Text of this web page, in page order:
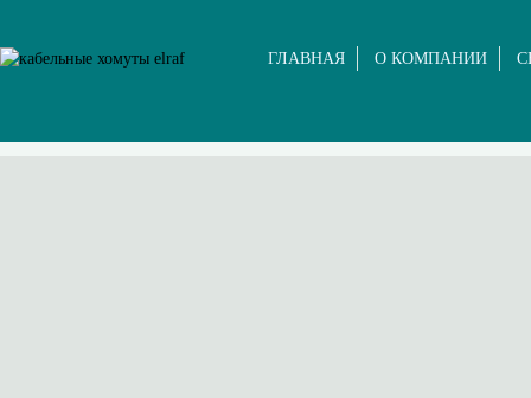
ГЛАВНАЯ О КОМПАНИИ